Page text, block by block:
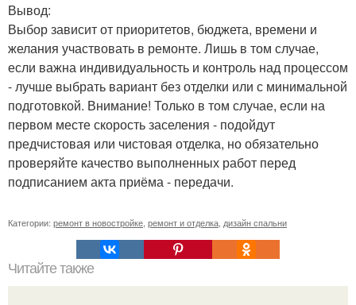
Вывод:
Выбор зависит от приоритетов, бюджета, времени и
желания участвовать в ремонте. Лишь в том случае,
если важна индивидуальность и контроль над процессом
- лучше выбрать вариант без отделки или с минимальной
подготовкой. Внимание! Только в том случае, если на
первом месте скорость заселения - подойдут
предчистовая или чистовая отделка, но обязательно
проверяйте качество выполненных работ перед
подписанием акта приёма - передачи.
Категории: ремонт в новостройке ремонт и отделка дизайн спальни
Читайте также